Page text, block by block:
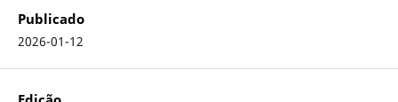
Publicado
2026-01-12